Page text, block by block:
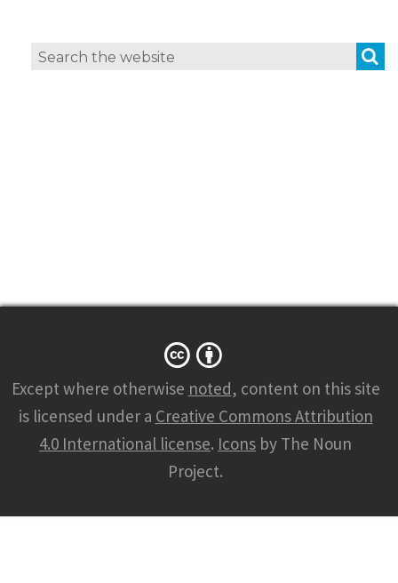
Search
Except where otherwise noted, content on this site
is licensed under a Creative Commons Attribution
4.0 International license. Icons by The Noun
Project.